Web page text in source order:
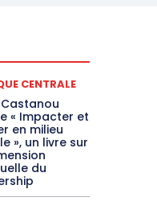
CENTRALE
Castanou
« Impacter et
en milieu
», un livre sur
du